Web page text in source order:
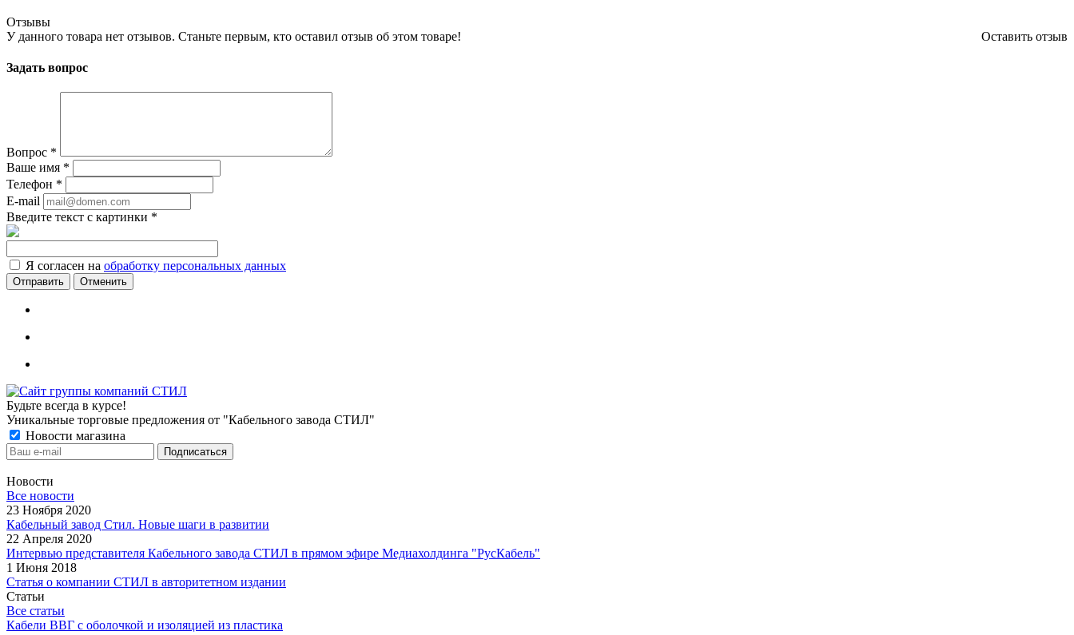
Отзывы
Оставить отзыв
У данного товара нет отзывов. Станьте первым, кто оставил отзыв об этом товаре!
Задать вопрос
Вопрос *
Ваше имя *
Телефон *
E-mail
Введите текст с картинки *
Я согласен на обработку персональных данных
Отменить
Будьте всегда в курсе!
Уникальные торговые предложения от "Кабельного завода СТИЛ"
Новости магазина
Новости
Все новости
23 Ноября 2020
Кабельный завод Стил. Новые шаги в развитии
22 Апреля 2020
Интервью представителя Кабельного завода СТИЛ в прямом эфире Медиахолдинга "РусКабель"
1 Июня 2018
Статья о компании СТИЛ в авторитетном издании
Статьи
Все статьи
Кабели ВВГ с оболочкой и изоляцией из пластика